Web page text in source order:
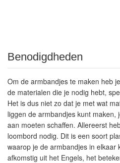
Benodigdheden
Om de armbandjes te maken heb
de materialen die je nodig hebt,
Het is dus niet zo dat je met wat
liggen de armbandjes kunt maken,
aan moeten schaffen. Allereerst
loombord nodig. Dit is een soort
waarop je de armbandjes in elkaar
afkomstig uit het Engels, het